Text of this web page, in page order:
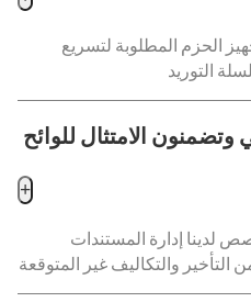
الحزم المطلوبة لتسريع
الامتثال للوائح
+
لدينا إدارة المستندات